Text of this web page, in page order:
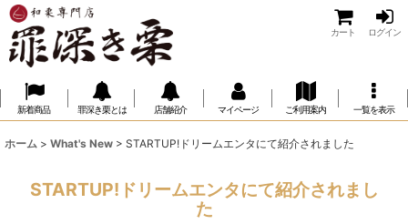
カート ログイン
新着商品 罪深き栗とは 店舗紹介 マイページ ご利用案内 一覧を表示
ホーム > What's New > STARTUP!ドリームエンタにて紹介されました
STARTUP!ドリームエンタにて紹介されまし
た